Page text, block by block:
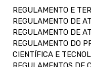
REGULAMENTO E
REGULAMENTO DE
REGULAMENTO DE
REGULAMENTO DO
CIENTÍFICA E